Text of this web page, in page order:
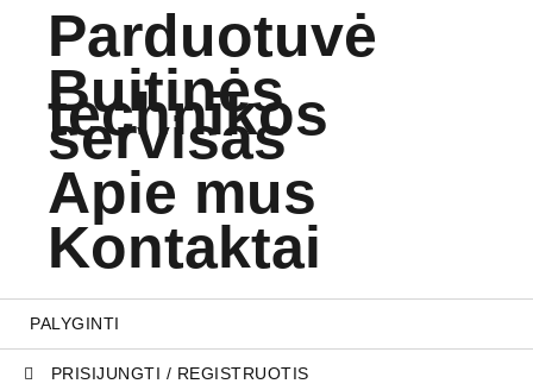
Parduotuvė
Buitinės
technikos
servisas
Apie mus
Kontaktai
PALYGINTI
PRISIJUNGTI / REGISTRUOTIS